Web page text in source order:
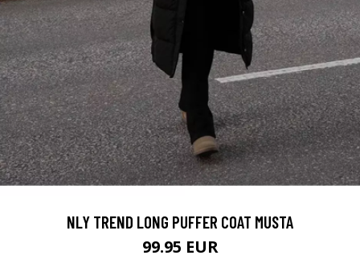
NLY TREND LONG PUFFER COAT MUSTA
99.95 EUR